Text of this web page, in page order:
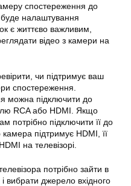
спостереження до
налаштування
є життєво важливим,
відео з камери на
чи підтримує ваш
спостереження.
можна підключити до
RCA або HDMI. Якщо
потрібно підключити її до
підтримує HDMI, її
на телевізорі.
потрібно зайти в
вибрати джерело вхідного